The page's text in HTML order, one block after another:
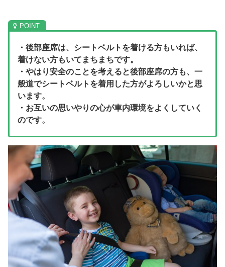
・後部座席は、シートベルトを着ける方もいれば、
着けない方もいてまちまちです。
・やはり安全のことを考えると後部座席の方も、一
般道でシートベルトを着用した方がよろしいかと思
います。
・お互いの思いやりの心が車内環境をよくしていく
のです。